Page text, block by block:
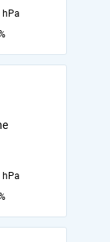
hPa
hPa